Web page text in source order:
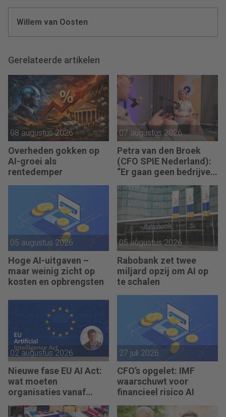
Willem van Oosten
Gerelateerde artikelen
08 augustus 2026
Overheden gokken op
AI-groei als
rentedemper
07 augustus 2026
Petra van den Broek
(CFO SPIE Nederland):
“Er gaan geen bedrijven
winst maken.”
05 augustus 2026
Hoge AI-uitgaven –
maar weinig zicht op
kosten en opbrengsten
05 augustus 2026
Rabobank zet twee
miljard opzij om AI op
te schalen
02 augustus 2026
Nieuwe fase EU AI Act:
wat moeten
organisaties vanaf
augustus 2026 regelen?
27 juli 2026
CFO’s opgelet: IMF
waarschuwt voor
financieel risico AI